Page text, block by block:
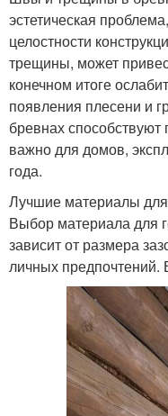
эстетическая
целостности
трещины, может
конечном итоге
появления плесени и
бревнах способствуют
важно для домов,
года.
Лучшие материалы
Выбор материала для
зависит от размера
личных